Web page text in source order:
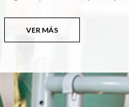
VER MÁS